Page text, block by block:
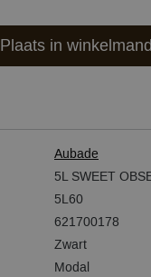
Plaats in winkelmand
Aubade
5L SWEET
5L60
621700178
Zwart
Modal